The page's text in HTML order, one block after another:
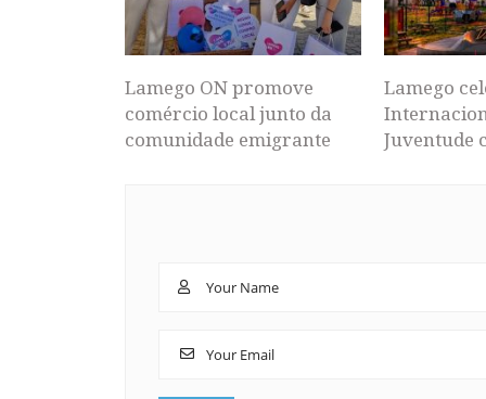
Lamego ON promove
comércio local junto da
comunidade emigrante
Lamego
Juventude